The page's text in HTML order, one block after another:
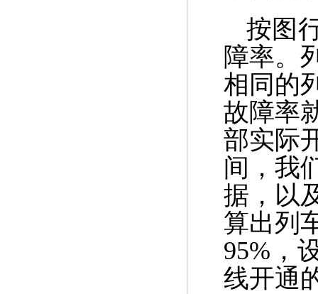
按图
障率。
相同的
故障率
部实际
间，我
据，以
算出列
95%，
线开通